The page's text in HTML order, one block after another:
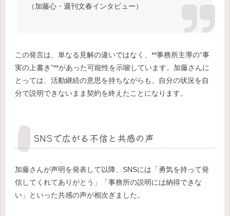
（加藤心・週刊文春インタビュー）
この発言は、単なる見解の違いではなく、**事務所主導の“事
実の上書き”**があった可能性を示唆しています。加藤さんに
とっては、活動継続の意思を持ちながらも、自分の状況を自
分で説明できないまま契約を終えたことになります。
SNSで広がる不信と共感の声
加藤さんが声明を発表して以降、SNSには「勇気を持って発
信してくれてありがとう」「事務所の説明には納得できな
い」といった共感の声が相次ぎました。